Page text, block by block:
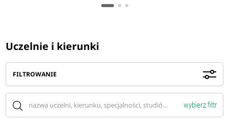
Uczelnie i kierunki
FILTROWANIE
wybierz filtr